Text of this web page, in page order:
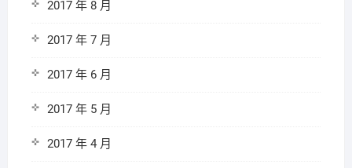
2017 年 8 月
2017 年 7 月
2017 年 6 月
2017 年 5 月
2017 年 4 月